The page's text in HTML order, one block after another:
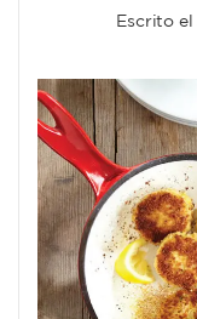
Escrito el